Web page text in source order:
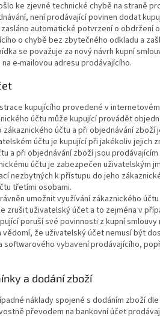
ke zjevné technické chybě na straně
není prodávající povinen dodat
automatické potvrzení o
o chybě bez zbytečného odkladu a
se považuje za nový návrh kupní
e-mailovou adresu prodávajícího.
kupujícího provedené v
účtu může kupující provádět
účtu a při objednávání
účtu je kupující při jakékoliv jejich
a při objednávání zboží jsou
účtu je zabezpečen uživatelským
nezbytných k přístupu do jeho
třetími osobami.
umožnit využívání zákaznického
zrušit uživatelský účet a to zejména v
poruší své povinnosti z kupní
vědomí, že uživatelský účet nemusí být
softwarového vybavení prodávajícího,
a dodání zboží
náklady spojené s dodáním zboží
převodem na bankovní účet